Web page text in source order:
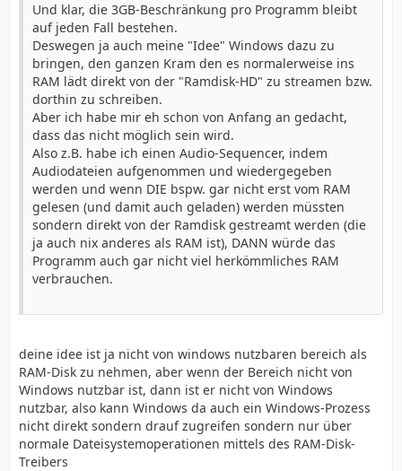
Und klar, die 3GB-Beschränkung pro Programm bleibt
auf jeden Fall bestehen.
Deswegen ja auch meine "Idee" Windows dazu zu
bringen, den ganzen Kram den es normalerweise ins
RAM lädt direkt von der "Ramdisk-HD" zu streamen bzw.
dorthin zu schreiben.
Aber ich habe mir eh schon von Anfang an gedacht,
dass das nicht möglich sein wird.
Also z.B. habe ich einen Audio-Sequencer, indem
Audiodateien aufgenommen und wiedergegeben
werden und wenn DIE bspw. gar nicht erst vom RAM
gelesen (und damit auch geladen) werden müssten
sondern direkt von der Ramdisk gestreamt werden (die
ja auch nix anderes als RAM ist), DANN würde das
Programm auch gar nicht viel herkömmliches RAM
verbrauchen.
deine idee ist ja nicht von windows nutzbaren bereich als
RAM-Disk zu nehmen, aber wenn der Bereich nicht von
Windows nutzbar ist, dann ist er nicht von Windows
nutzbar, also kann Windows da auch ein Windows-Prozess
nicht direkt sondern drauf zugreifen sondern nur über
normale Dateisystemoperationen mittels des RAM-Disk-
Treibers